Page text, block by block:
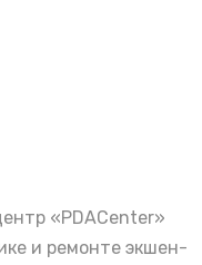
«PDACenter»
и ремонте экшен-